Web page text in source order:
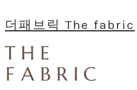
더패브릭 The fabric